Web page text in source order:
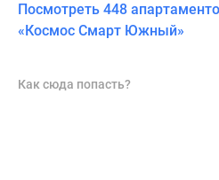
Посмотреть 448
«Космос Смарт Южный»
Как сюда попасть?